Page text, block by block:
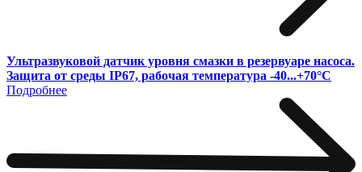
Ультразвуковой датчик уровня смазки в резервуаре насоса.
Защита от среды IP67, рабочая температура -40...+70°С
Подробнее